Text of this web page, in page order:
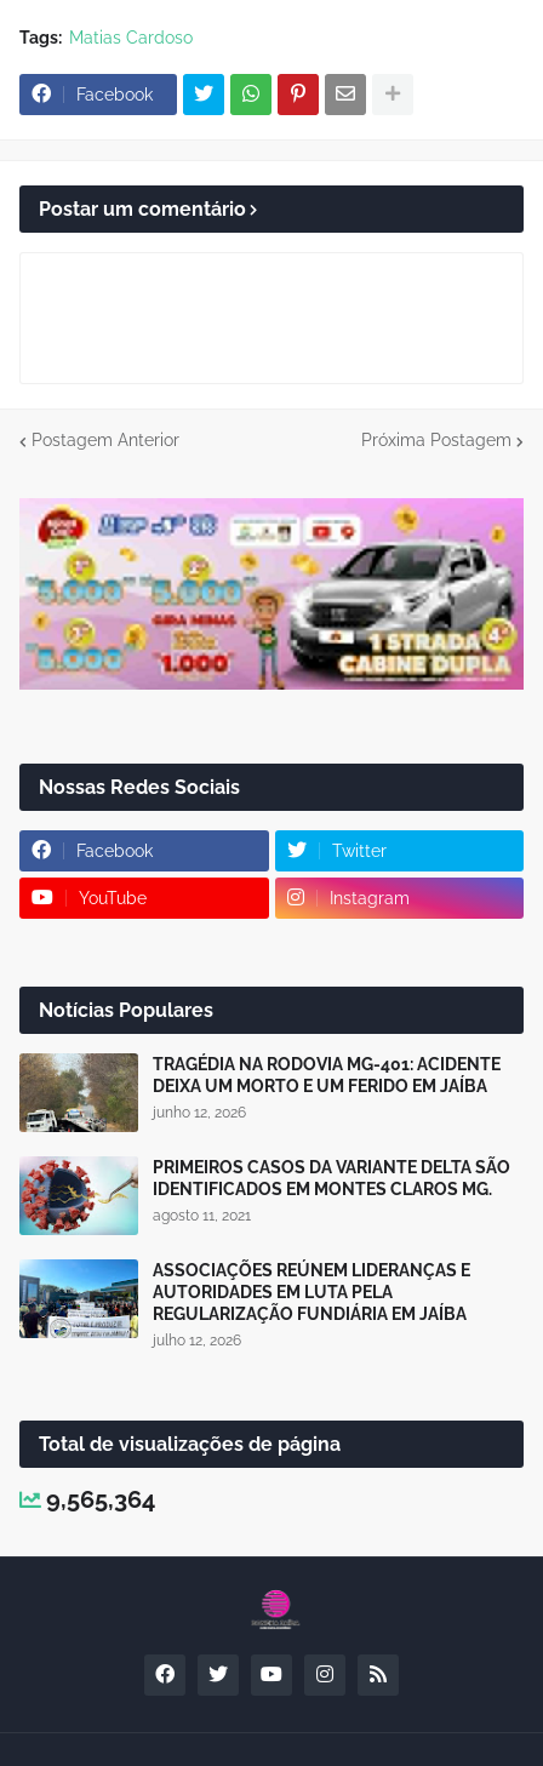
Tags: Matias Cardoso
Facebook
Postar um comentário
Postagem Anterior Próxima Postagem
Nossas Redes Sociais
Facebook Twitter
YouTube Instagram
Notícias Populares
TRAGÉDIA NA RODOVIA MG-401: ACIDENTE
DEIXA UM MORTO E UM FERIDO EM JAÍBA
junho 12, 2026
PRIMEIROS CASOS DA VARIANTE DELTA SÃO
IDENTIFICADOS EM MONTES CLAROS MG.
agosto 11, 2021
ASSOCIAÇÕES REÚNEM LIDERANÇAS E
AUTORIDADES EM LUTA PELA
REGULARIZAÇÃO FUNDIÁRIA EM JAÍBA
julho 12, 2026
Total de visualizações de página
9,565,364